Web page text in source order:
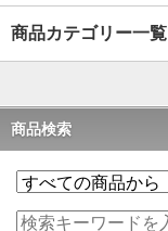
商品カテゴリー一覧
商品検索